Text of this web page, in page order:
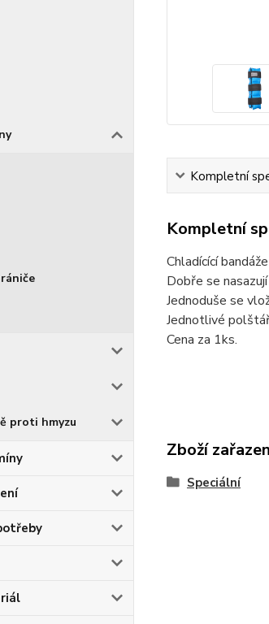
proti hmyzu
Kompletní
Kompletní
Chladícící
Dobře se
Jednoduše se
Jednotlivé
Cena za 1ks.
Zboží
Speciální